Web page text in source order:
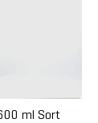
ml Sort